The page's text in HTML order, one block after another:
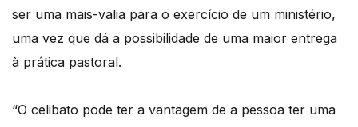
ser uma mais-valia para o exercício de um ministério,
uma vez que dá a possibilidade de uma maior entrega
à prática pastoral.
“O celibato pode ter a vantagem de a pessoa ter uma